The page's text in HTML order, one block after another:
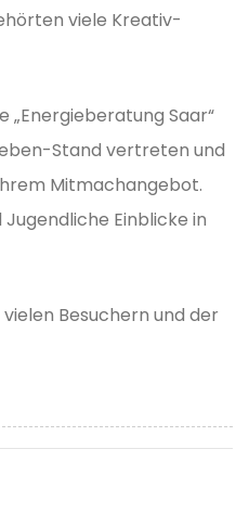
viele Kreativ-
„Energieberatung Saar“
Stand vertreten und
Mitmachangebot.
Einblicke in
Besuchern und der